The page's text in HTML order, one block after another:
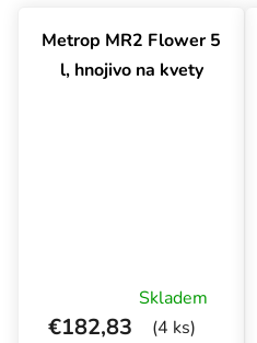
kompaktních květů a
těžkých plodů.
Metrop MR2 Flower 5
l, hnojivo na kvety
Skladem
(4 ks)
€182,83